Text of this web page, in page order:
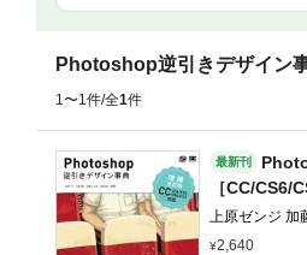
Photoshop逆引きデザイン
1〜1件/全1件
最新刊
［CC/CS6/
上原ゼンジ 加
野桜
2,640